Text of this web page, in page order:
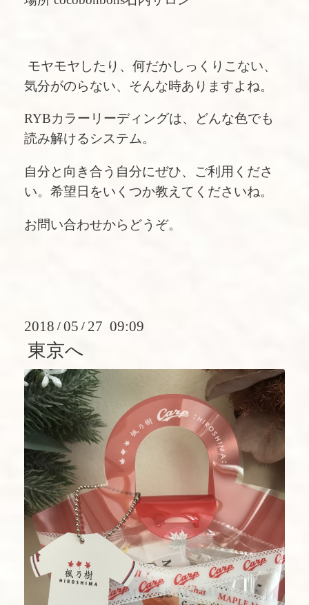
モヤモヤしたり、何だかしっくりこない、
気分がのらない、そんな時ありますよね。
RYBカラーリーディングは、どんな色でも
読み解けるシステム。
自分と向き合う自分にぜひ、ご利用くださ
い。希望日をいくつか教えてくださいね。
お問い合わせからどうぞ。
2018 / 05 / 27 09:09
東京へ